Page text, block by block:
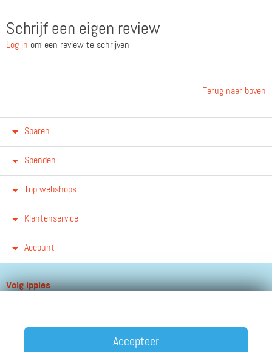
Schrijf een eigen review
Log in om een review te schrijven
Terug naar boven
Sparen
Spenden
Top webshops
Klantenservice
Account
Volg ippies
Accepteer